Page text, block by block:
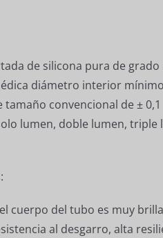
de silicona pura de
diámetro interior
convencional de ±
lumen, doble lumen,
cuerpo del tubo es muy
al desgarro, alta